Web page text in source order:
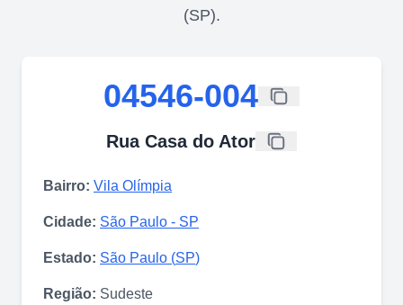
(SP).
04546-004
Rua Casa do Ator
Bairro: Vila Olímpia
Cidade: São Paulo - SP
Estado: São Paulo (SP)
Região: Sudeste